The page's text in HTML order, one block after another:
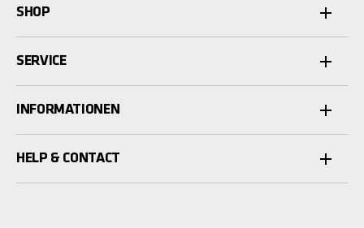
SHOP
SERVICE
INFORMATIONEN
HELP & CONTACT